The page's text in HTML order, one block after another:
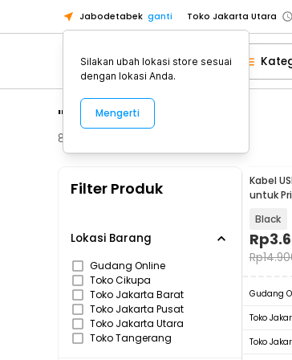
Jabodetabek ganti Toko Jakarta Utara
Toko Tangerang
Toko Cikupa
Pick n Go Jakarta
Toko Jakarta Barat
Toko Tangerang
"kabel"
827
Filter Produk
Lokasi Barang
Gudang Online
Toko Cikupa
Toko Jakarta Barat
Toko Jakarta Pusat
Toko Jakarta Utara
Toko Tangerang
Kabel
untuk
Black
Rp
Rp
Gudang
Toko
Toko
Silakan ubah lokasi store sesuai
dengan lokasi Anda.
Mengerti